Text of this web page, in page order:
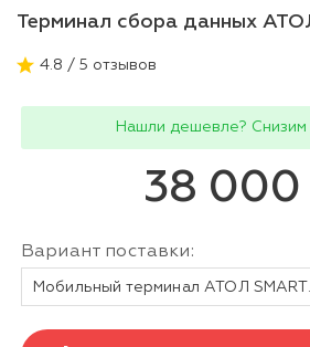
Терминал сбора данных
4.8 / 5 отзывов
Нашли дешевле? Снизим
38 000
Вариант поставки: